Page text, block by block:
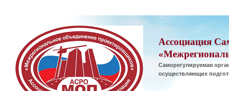
Ассоциация
Саморегулируемая
осуществляющих